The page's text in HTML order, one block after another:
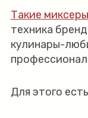
Такие миксеры
техника
кулинары-
Для этого